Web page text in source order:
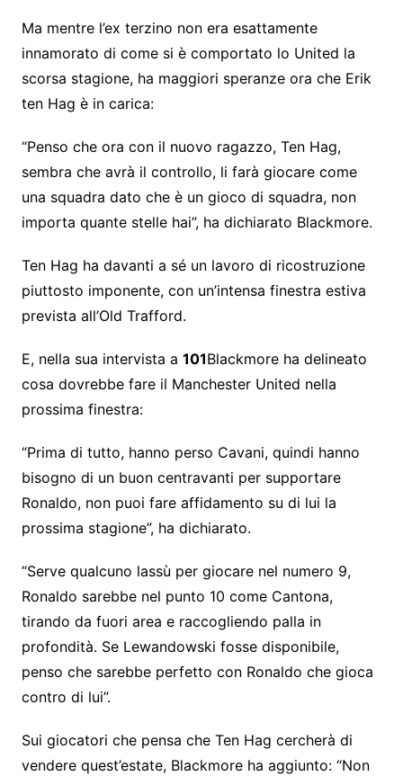
Ma mentre l’ex terzino non era esattamente
innamorato di come si è comportato lo United la
scorsa stagione, ha maggiori speranze ora che Erik
ten Hag è in carica:
“Penso che ora con il nuovo ragazzo, Ten Hag,
sembra che avrà il controllo, li farà giocare come
una squadra dato che è un gioco di squadra, non
importa quante stelle hai”, ha dichiarato Blackmore.
Ten Hag ha davanti a sé un lavoro di ricostruzione
piuttosto imponente, con un’intensa finestra estiva
prevista all’Old Trafford.
E, nella sua intervista a 101Blackmore ha delineato
cosa dovrebbe fare il Manchester United nella
prossima finestra:
“Prima di tutto, hanno perso Cavani, quindi hanno
bisogno di un buon centravanti per supportare
Ronaldo, non puoi fare affidamento su di lui la
prossima stagione”, ha dichiarato.
“Serve qualcuno lassù per giocare nel numero 9,
Ronaldo sarebbe nel punto 10 come Cantona,
tirando da fuori area e raccogliendo palla in
profondità. Se Lewandowski fosse disponibile,
penso che sarebbe perfetto con Ronaldo che gioca
contro di lui”.
Sui giocatori che pensa che Ten Hag cercherà di
vendere quest’estate, Blackmore ha aggiunto: “Non